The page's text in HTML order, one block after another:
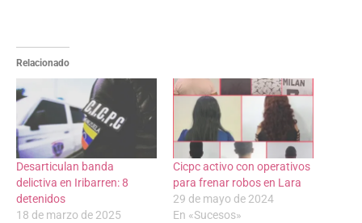
Relacionado
Desarticulan banda
delictiva en Iribarren: 8
detenidos
18 de marzo de 2025
Cicpc activo con operativos
para frenar robos en Lara
29 de mayo de 2024
En «Sucesos»